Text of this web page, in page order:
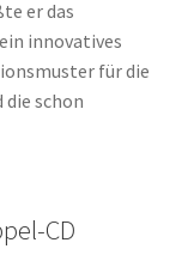
er das
innovatives
für die
schon
CD